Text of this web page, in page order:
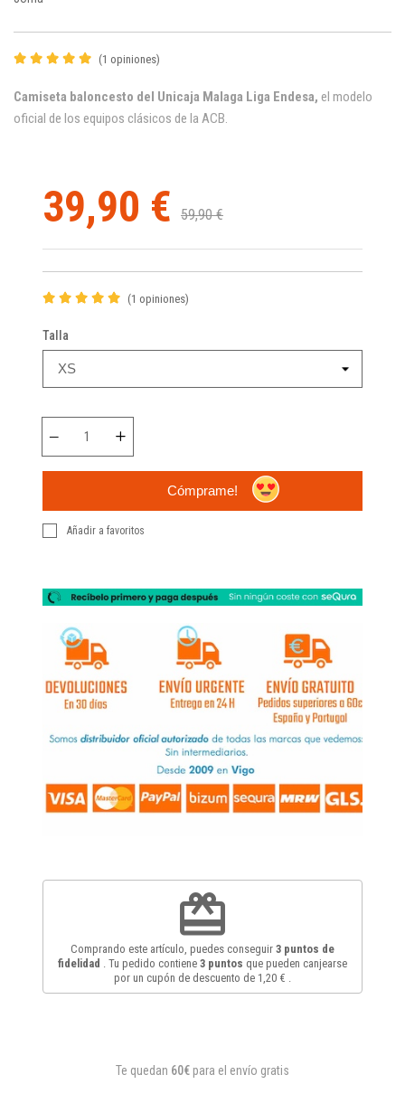
(1 opiniones)
Camiseta baloncesto del Unicaja Malaga Liga Endesa, el modelo
oficial de los equipos clásicos de la ACB.
39,90 € 59,90 €
(1 opiniones)
Talla
Cómprame!
Añadir a favoritos
redeem
Comprando este artículo, puedes conseguir 3 puntos de
fidelidad
. Tu pedido contiene 3 puntos que pueden canjearse
por un cupón de descuento de 1,20 €
Te quedan 60€ para el envío gratis